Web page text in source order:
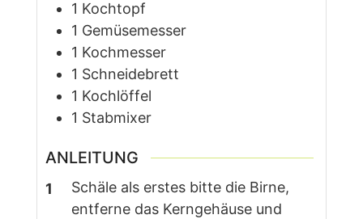
1 Kochtopf
1 Gemüsemesser
1 Kochmesser
1 Schneidebrett
1 Kochlöffel
1 Stabmixer
ANLEITUNG
Schäle als erstes bitte die Birne,
entferne das Kerngehäuse und